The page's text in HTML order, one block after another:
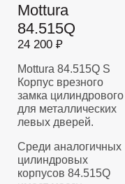
Mottura
84.515Q
24 200 ₽
Mottura 84.515Q S
Корпус врезного
замка цилиндрового
для металлических
левых дверей.
Среди аналогичных
цилиндровых
корпусов 84.515Q